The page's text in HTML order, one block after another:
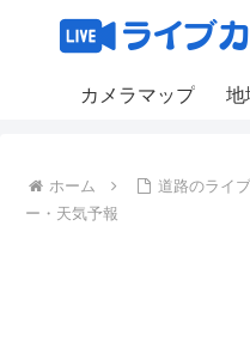
カメラマップ 地
ホーム
道路のライ
ー・天気予報